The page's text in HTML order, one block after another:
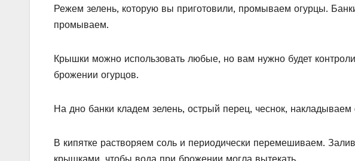
Режем зелень, которую вы приготовили, промываем огурцы.
промываем.
Крышки можно использовать любые, но вам нужно будет
брожении огурцов.
На дно банки кладем зелень, острый перец, чеснок,
В кипятке растворяем соль и периодически перемешиваем.